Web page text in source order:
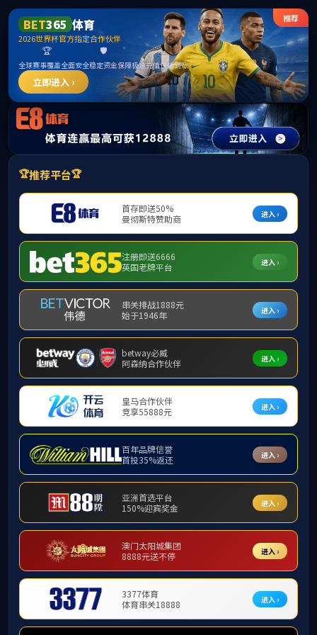
中国·3044永利集团(股
份)有限公司-官方网站
首页
全部分类
3 2025-09
守护万家灯火 护航双节平安——